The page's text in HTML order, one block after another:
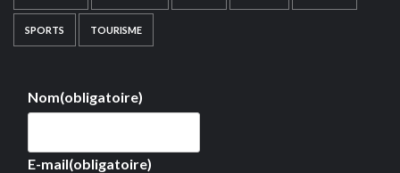
SPORTS TOURISME
Nom(obligatoire)
E-mail(obligatoire)